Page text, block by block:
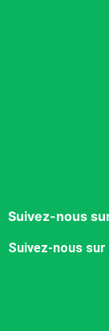
Suivez-nous
Suivez-nous